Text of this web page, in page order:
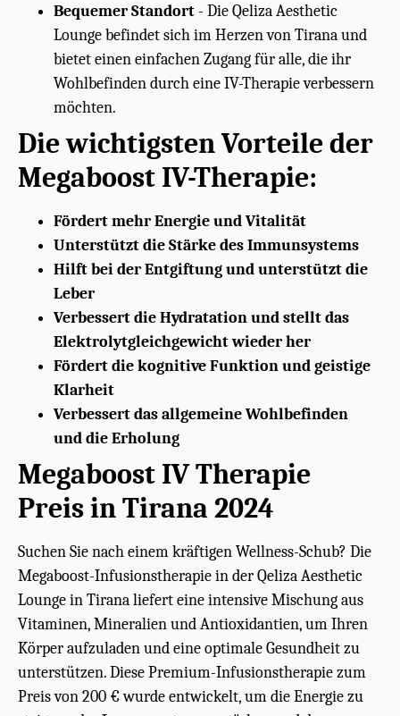
Bequemer Standort - Die Qeliza Aesthetic
Lounge befindet sich im Herzen von Tirana und
bietet einen einfachen Zugang für alle, die ihr
Wohlbefinden durch eine IV-Therapie verbessern
möchten.
Die wichtigsten Vorteile der
Megaboost IV-Therapie:
Fördert mehr Energie und Vitalität
Unterstützt die Stärke des Immunsystems
Hilft bei der Entgiftung und unterstützt die
Leber
Verbessert die Hydratation und stellt das
Elektrolytgleichgewicht wieder her
Fördert die kognitive Funktion und geistige
Klarheit
Verbessert das allgemeine Wohlbefinden
und die Erholung
Megaboost IV Therapie
Preis in Tirana 2024
Suchen Sie nach einem kräftigen Wellness-Schub? Die
Megaboost-Infusionstherapie in der Qeliza Aesthetic
Lounge in Tirana liefert eine intensive Mischung aus
Vitaminen, Mineralien und Antioxidantien, um Ihren
Körper aufzuladen und eine optimale Gesundheit zu
unterstützen. Diese Premium-Infusionstherapie zum
Preis von 200 € wurde entwickelt, um die Energie zu